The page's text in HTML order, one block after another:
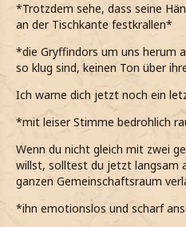
*Trotzdem sehe, dass seine
an der Tischkante festkrallen*
*die Gryffindors um uns herum
so klug sind, keinen Ton über
Ich warne dich jetzt noch ein
*mit leiser Stimme bedrohlich
Wenn du nicht gleich mit zwei
willst, solltest du jetzt langsam
ganzen Gemeinschaftsraum
*ihn emotionslos und scharf